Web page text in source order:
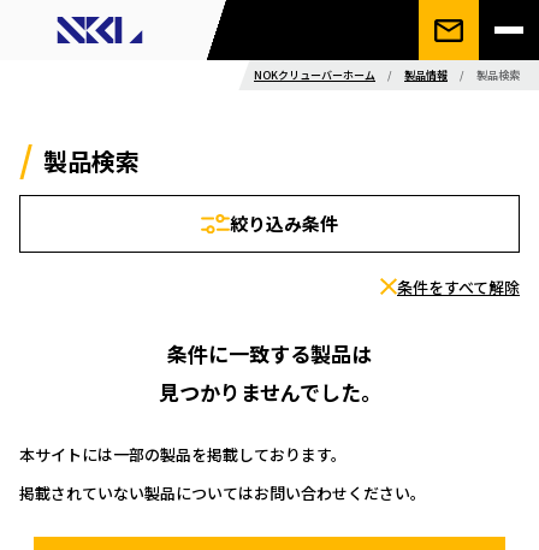
NOKクリューバーホーム / 製品情報 / 製品検索
製品検索
絞り込み条件
条件をすべて解除
条件に一致する製品は
見つかりませんでした。
本サイトには一部の製品を掲載しております。
掲載されていない製品についてはお問い合わせください。